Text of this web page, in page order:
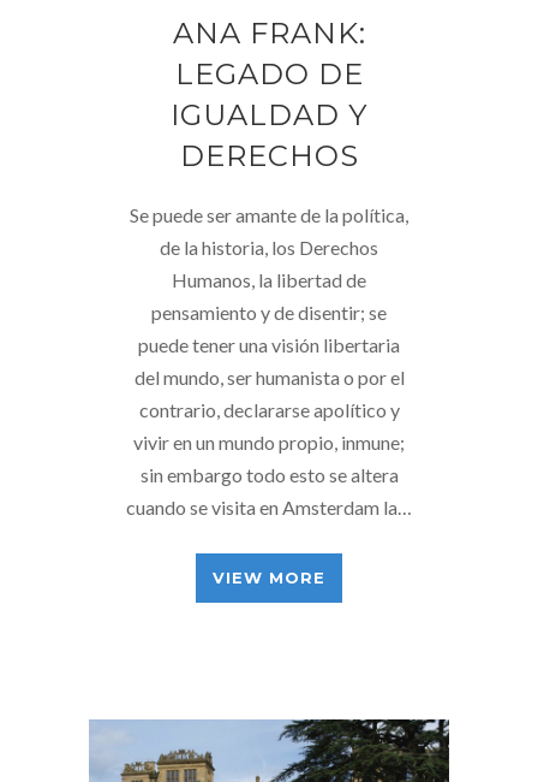
ANA FRANK:
LEGADO DE
IGUALDAD Y
DERECHOS
Se puede ser amante de la política,
de la historia, los Derechos
Humanos, la libertad de
pensamiento y de disentir; se
puede tener una visión libertaria
del mundo, ser humanista o por el
contrario, declararse apolítico y
vivir en un mundo propio, inmune;
sin embargo todo esto se altera
cuando se visita en Amsterdam la…
VIEW MORE